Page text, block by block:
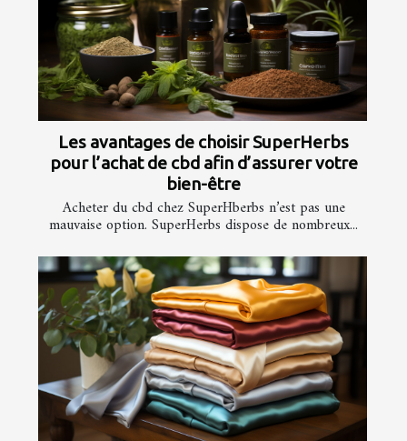
Les avantages de choisir SuperHerbs
pour l’achat de cbd afin d’assurer votre
bien-être
Acheter du cbd chez SuperHberbs n’est pas une
mauvaise option. SuperHerbs dispose de nombreux...